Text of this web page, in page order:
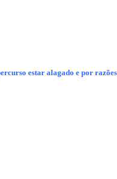
estar alagado e por